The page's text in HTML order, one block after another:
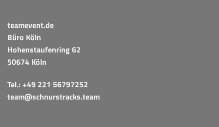
teamevent.de
Büro Köln
Hohenstaufenring 62
50674 Köln
Tel.:+49 221 56797252
team@schnurstracks.team